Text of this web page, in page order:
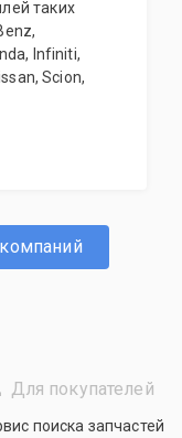
таких
Infiniti,
Scion,
Для покупателей
поиска запчастей